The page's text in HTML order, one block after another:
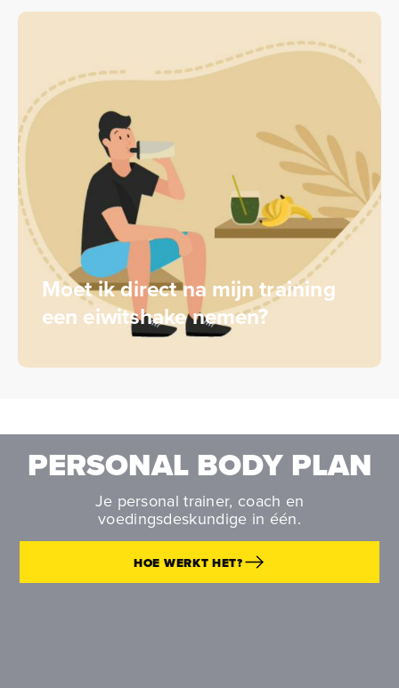
Moet ik direct na mijn training
een eiwitshake nemen?
PERSONAL BODY PLAN
Je personal trainer, coach en
voedingsdeskundige in één.
HOE WERKT HET?